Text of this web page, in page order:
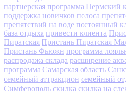
партнерская программа Пермский
поддержка новичков полоса
препятствий на воде постоянный
база отдыха привести клиента
Пиратская Пристань Пиратская
Пристань Фьюжн программа
распродажа склада расширение
программа Самарская область
семейный аттракцион семейный
Симферополь скидка скидка на